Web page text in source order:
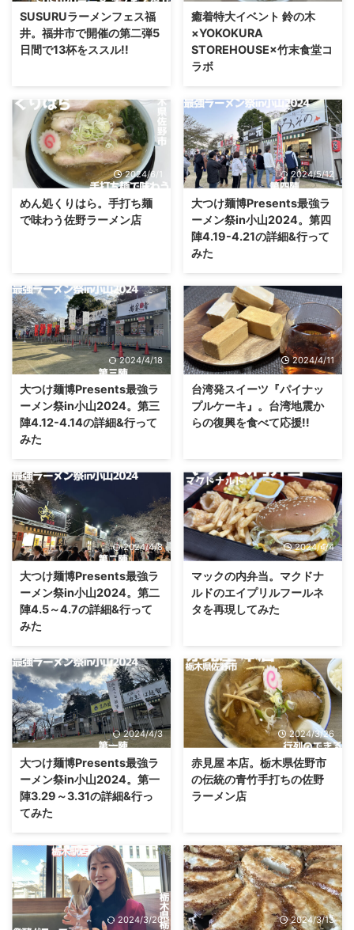
SUSURUラーメンフェス福
井。福井市で開催の第二弾5
日間で13杯をススル!!
癒着特大イベント 鈴の木
×YOKOKURA
STOREHOUSE×竹末食堂コ
ラボ
2024/6/1
めん処くりはら。手打ち麺
で味わう佐野ラーメン店
2024/5/12
大つけ麺博Presents最強ラ
ーメン祭in小山2024。第四
陣4.19-4.21の詳細&行って
みた
2024/4/18
大つけ麺博Presents最強ラ
ーメン祭in小山2024。第三
陣4.12-4.14の詳細&行って
みた
2024/4/11
台湾発スイーツ『パイナッ
プルケーキ』。台湾地震か
らの復興を食べて応援!!
2024/4/8
大つけ麺博Presents最強ラ
ーメン祭in小山2024。第二
陣4.5～4.7の詳細&行って
みた
2024/4/4
マックの内弁当。マクドナ
ルドのエイプリルフールネ
タを再現してみた
2024/4/3
大つけ麺博Presents最強ラ
ーメン祭in小山2024。第一
陣3.29～3.31の詳細&行っ
てみた
2024/3/26
赤見屋 本店。栃木県佐野市
の伝統の青竹手打ちの佐野
ラーメン店
2024/3/20 2024/3/13